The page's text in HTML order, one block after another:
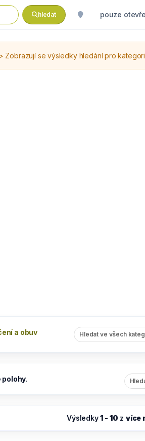
hledat pouze
Zobrazují se výsledky hledání pro
a obuv Hledat ve všech
polohy.
Výsledky1 - 10 z více